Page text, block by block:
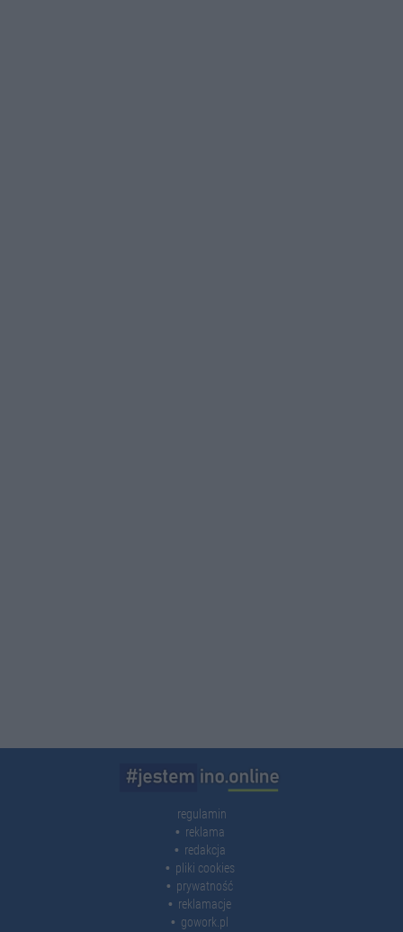
regulamin
reklama
redakcja
pliki cookies
prywatność
reklamacje
gowork.pl